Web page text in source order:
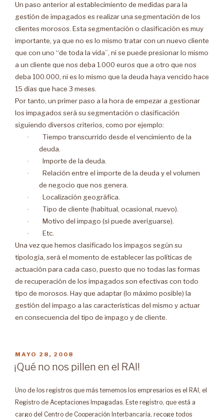
Un paso anterior al establecimiento de medidas para la
gestión de impagados es realizar una segmentación de los
clientes morosos. Esta segmentación o clasificación es muy
importante, ya que no es lo mismo tratar con un nuevo cliente
que con uno “de toda la vida”, ni se puede presionar lo mismo
a un cliente que nos deba 1.000 euros que a otro que nos
deba 100.000, ni es lo mismo que la deuda haya vencido hace
15 días que hace 3 meses.
Por tanto, un primer paso a la hora de empezar a gestionar
los impagados será su segmentación o clasificación
siguiendo diversos criterios, como por ejemplo:
·
Tiempo transcurrido desde el vencimiento de la
deuda.
· Importe de la deuda.
·
Relación entre el importe de la deuda y el volumen
de negocio que nos genera.
· Localización geográfica.
· Tipo de cliente (habitual, ocasional, nuevo).
· Motivo del impago (si puede averiguarse).
·
Etc.
Una vez que hemos clasificado los impagos según su
tipología, será el momento de establecer las políticas de
actuación para cada caso, puesto que no todas las formas
de recuperación de los impagados son efectivas con todo
tipo de morosos. Hay que adaptar (lo máximo posible) la
gestión del impago a las características del mismo y actuar
en consecuencia del tipo de impago y de cliente.
PUBLICADO
EN
MAYO 28, 2008
¡Qué no nos pillen en el RAI!
Uno de los registros que más tememos los empresarios es el RAI, el
Registro de Aceptaciones Impagadas. Este registro, que está a
cargo del Centro de Cooperación Interbancaria, recoge todos